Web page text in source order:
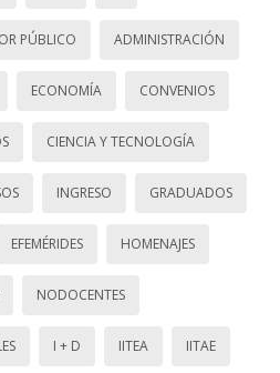
PÚBLICO ADMINISTRACIÓN
ECONOMÍA CONVENIOS
CIENCIA Y TECNOLOGÍA
INGRESO GRADUADOS
EFEMÉRIDES HOMENAJES
NODOCENTES
I + D IITEA IITAE